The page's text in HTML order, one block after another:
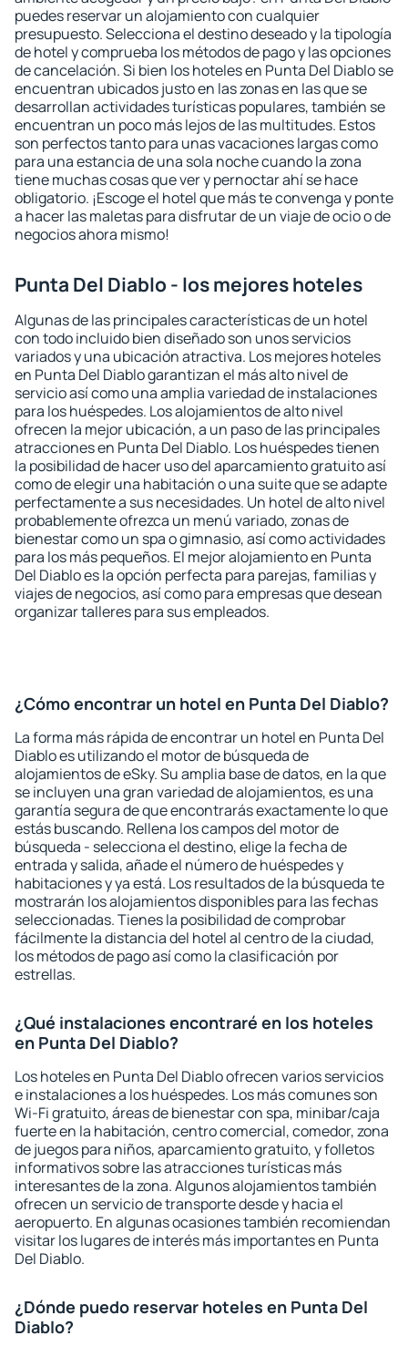
puedes reservar un alojamiento con cualquier
presupuesto. Selecciona el destino deseado y la tipología
de hotel y comprueba los métodos de pago y las opciones
de cancelación. Si bien los hoteles en Punta Del Diablo se
encuentran ubicados justo en las zonas en las que se
desarrollan actividades turísticas populares, también se
encuentran un poco más lejos de las multitudes. Estos
son perfectos tanto para unas vacaciones largas como
para una estancia de una sola noche cuando la zona
tiene muchas cosas que ver y pernoctar ahí se hace
obligatorio. ¡Escoge el hotel que más te convenga y ponte
a hacer las maletas para disfrutar de un viaje de ocio o de
negocios ahora mismo!
Punta Del Diablo - los mejores hoteles
Algunas de las principales características de un hotel
con todo incluido bien diseñado son unos servicios
variados y una ubicación atractiva. Los mejores hoteles
en Punta Del Diablo garantizan el más alto nivel de
servicio así como una amplia variedad de instalaciones
para los huéspedes. Los alojamientos de alto nivel
ofrecen la mejor ubicación, a un paso de las principales
atracciones en Punta Del Diablo. Los huéspedes tienen
la posibilidad de hacer uso del aparcamiento gratuito así
como de elegir una habitación o una suite que se adapte
perfectamente a sus necesidades. Un hotel de alto nivel
probablemente ofrezca un menú variado, zonas de
bienestar como un spa o gimnasio, así como actividades
para los más pequeños. El mejor alojamiento en Punta
Del Diablo es la opción perfecta para parejas, familias y
viajes de negocios, así como para empresas que desean
organizar talleres para sus empleados.
¿Cómo encontrar un hotel en Punta Del Diablo?
La forma más rápida de encontrar un hotel en Punta Del
Diablo es utilizando el motor de búsqueda de
alojamientos de eSky. Su amplia base de datos, en la que
se incluyen una gran variedad de alojamientos, es una
garantía segura de que encontrarás exactamente lo que
estás buscando. Rellena los campos del motor de
búsqueda - selecciona el destino, elige la fecha de
entrada y salida, añade el número de huéspedes y
habitaciones y ya está. Los resultados de la búsqueda te
mostrarán los alojamientos disponibles para las fechas
seleccionadas. Tienes la posibilidad de comprobar
fácilmente la distancia del hotel al centro de la ciudad,
los métodos de pago así como la clasificación por
estrellas.
¿Qué instalaciones encontraré en los hoteles
en Punta Del Diablo?
Los hoteles en Punta Del Diablo ofrecen varios servicios
e instalaciones a los huéspedes. Los más comunes son
Wi-Fi gratuito, áreas de bienestar con spa, minibar/caja
fuerte en la habitación, centro comercial, comedor, zona
de juegos para niños, aparcamiento gratuito, y folletos
informativos sobre las atracciones turísticas más
interesantes de la zona. Algunos alojamientos también
ofrecen un servicio de transporte desde y hacia el
aeropuerto. En algunas ocasiones también recomiendan
visitar los lugares de interés más importantes en Punta
Del Diablo.
¿Dónde puedo reservar hoteles en Punta Del
Diablo?